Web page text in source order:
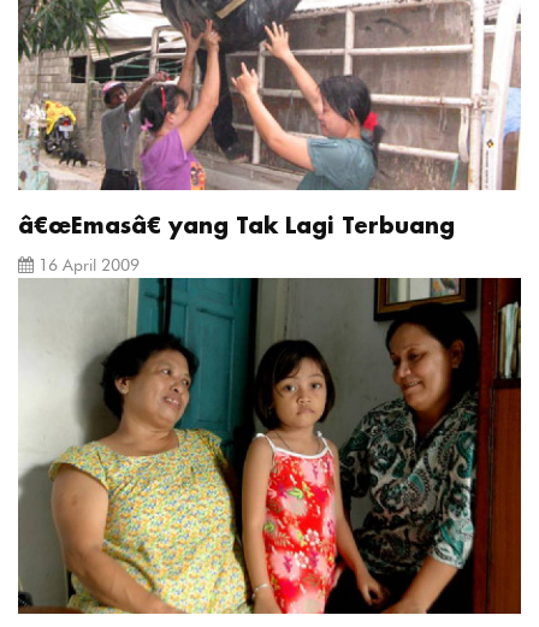
â€œEmasâ€ yang Tak Lagi Terbuang
16 April 2009